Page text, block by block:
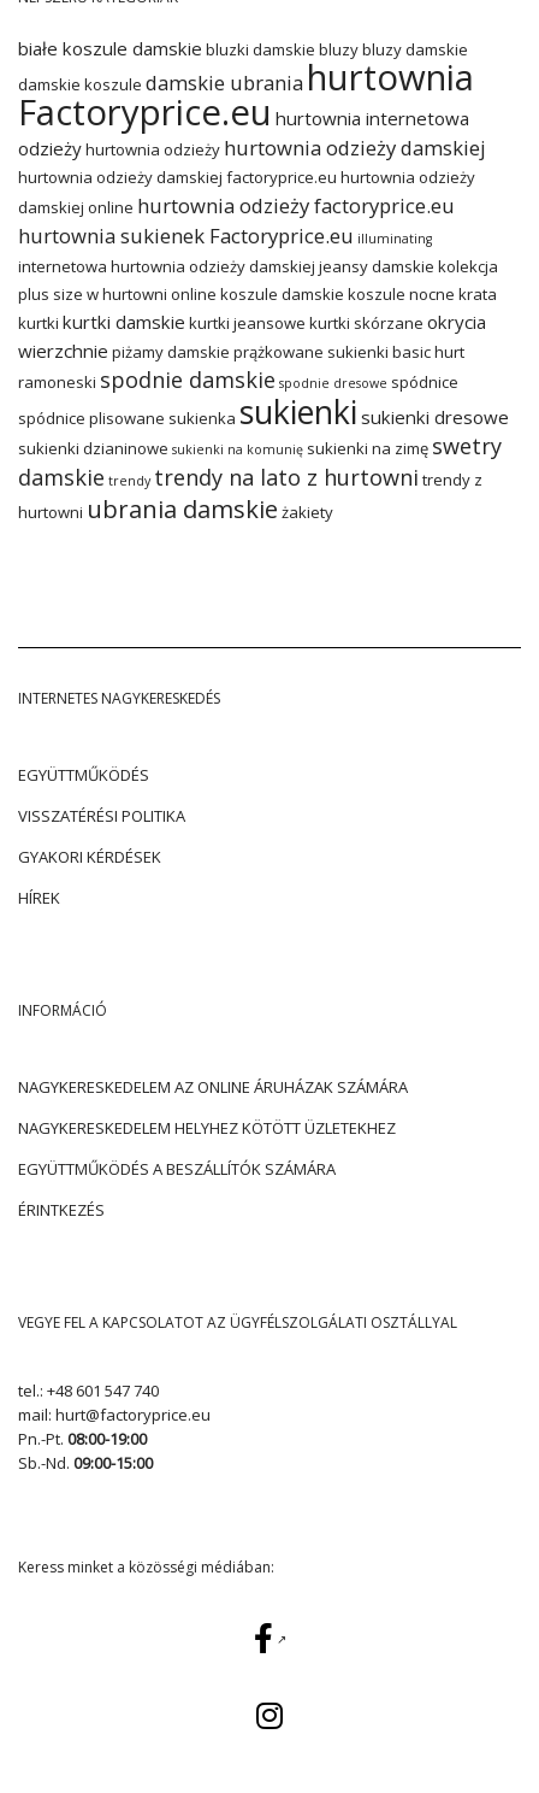
białe koszule damskie bluzki damskie bluzybluzy damskie
damskie koszule damskie ubrania hurtownia
Factoryprice.eu hurtownia internetowa
odzieżyhurtownia odzieży hurtownia odzieży damskiej
hurtownia odzieży damskiej factoryprice.eu hurtownia odzieży
damskiej online hurtownia odzieży factoryprice.eu
hurtownia sukienek Factoryprice.eu illuminating
internetowa hurtownia odzieży damskiej jeansy damskie kolekcja
plus size w hurtowni online koszule damskie koszule nocne krata
kurtki kurtki damskie kurtki jeansowe kurtki skórzane okrycia
wierzchnie piżamy damskie prążkowane sukienki basic hurt
ramoneski spodnie damskie spodnie dresowe spódnice
spódnice plisowane sukienka sukienki sukienki dresowe
sukienki dzianinowe sukienki na komunię sukienki na zimę swetry
damskie trendy trendy na lato z hurtowni trendy z
hurtowni ubrania damskie żakiety
INTERNETES NAGYKERESKEDÉS
EGYÜTTMŰKÖDÉS
VISSZATÉRÉSI POLITIKA
GYAKORI KÉRDÉSEK
HÍREK
INFORMÁCIÓ
NAGYKERESKEDELEM AZ ONLINE ÁRUHÁZAK SZÁMÁRA
NAGYKERESKEDELEM HELYHEZ KÖTÖTT ÜZLETEKHEZ
EGYÜTTMŰKÖDÉS A BESZÁLLÍTÓK SZÁMÁRA
ÉRINTKEZÉS
VEGYE FEL A KAPCSOLATOT AZ ÜGYFÉLSZOLGÁLATI OSZTÁLLYAL
tel.: +48 601 547 740
mail: hurt@factoryprice.eu
Pn.-Pt. 08:00-19:00
Sb.-Nd. 09:00-15:00
Keress minket a közösségi médiában: